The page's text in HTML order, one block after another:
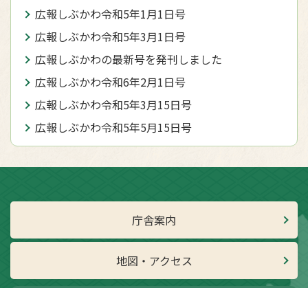
広報しぶかわ令和5年1月1日号
広報しぶかわ令和5年3月1日号
広報しぶかわの最新号を発刊しました
広報しぶかわ令和6年2月1日号
広報しぶかわ令和5年3月15日号
広報しぶかわ令和5年5月15日号
庁舎案内
地図・アクセス